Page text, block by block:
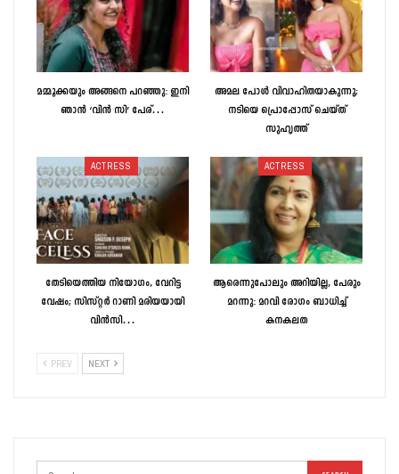
മമ്മൂക്കയും അങ്ങനെ പറഞ്ഞു: ഇനി
ഞാൻ ‘വിൻ സി’ പേര്…
അമല പോൾ വിവാഹിതയാകുന്നു;
നടിയെ പ്രൊപ്പോസ് ചെയ്ത്
സുഹൃത്ത്
ACTRESS
തേടിയെത്തിയ നിയോഗം, വേറിട്ട
വേഷം; സിസ്റ്റർ റാണി മരിയയായി
വിൻസി…
ACTRESS
ആരെന്നുപോലും അറിയില്ല, പേരും
മറന്നു: മറവി രോഗം ബാധിച്ച്
കനകലത
PREV NEXT